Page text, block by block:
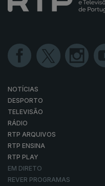
NOTÍCIAS
DESPORTO
TELEVISÃO
RÁDIO
RTP ARQUIVOS
RTP ENSINA
RTP PLAY
EM DIRETO
REVER PROGRAMAS